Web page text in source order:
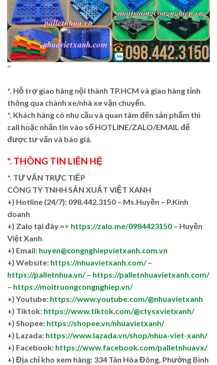
“`
*. Hỗ trợ giao hàng nội thành TP.HCM và giao hàng tỉnh
thông qua chành xe/nhà xe vận chuyển.
*. Khách hàng có nhu cầu và quan tâm đến sản phẩm thì
call hoặc nhắn tin vào số HOTLINE/ZALO/EMAIL để
được tư vấn và báo giá.
*. THÔNG TIN LIÊN HỆ
*. TƯ VẤN TRỰC TIẾP
CÔNG TY TNHH SẢN XUẤT VIỆT XANH
+) Hotline (24/7): 098.442.3150 – Ms.Huyền – P.Kinh
doanh
+) Zalo tại đây => https://zalo.me/0984423150 – Huyền
Việt Xanh
+) Email: huyen@congnghiepvietxanh.com.vn
+) Website: https://nhuavietxanh.com/–
https://palletnhua.vn/– https://palletnhuavietxanh.com/
– https://moitruongcongnghiep.vn/
+) Youtube: https://www.youtube.com/@nhuavietxanh
+) Tiktok: https://www.tiktok.com/@ctysxvietxanh/
+) Shopee: https://shopee.vn/nhuavietxanh/
+) Lazada: https://www.lazada.vn/shop/nhua-viet-xanh/
+) Facebook: https://www.facebook.com/palletnhuavx/
+) Địa chỉ kho xem hàng: 334 Tân Hòa Đông, Phường Bình